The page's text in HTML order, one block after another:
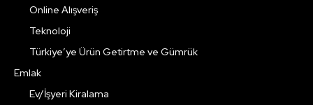
Online Alışveriş
Teknoloji
Türkiye’ye Ürün Getirtme ve Gümrük
Emlak
Ev/İşyeri Kiralama